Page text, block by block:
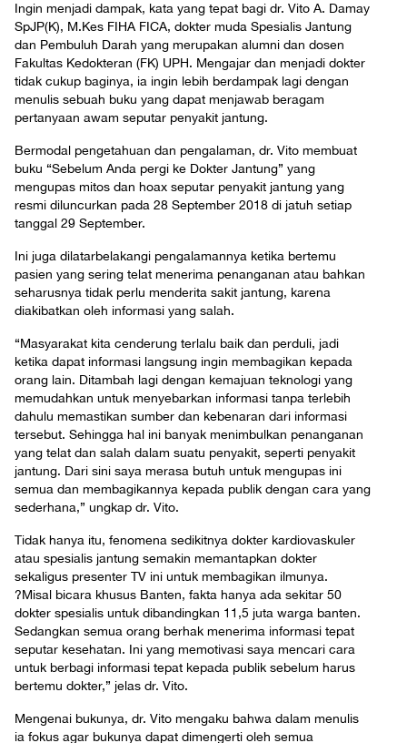
Ingin menjadi dampak, kata yang tepat bagi dr. Vito A. Damay
SpJP(K), M.Kes FIHA FICA, dokter muda Spesialis Jantung
dan Pembuluh Darah yang merupakan alumni dan dosen
Fakultas Kedokteran (FK) UPH. Mengajar dan menjadi dokter
tidak cukup baginya, ia ingin lebih berdampak lagi dengan
menulis sebuah buku yang dapat menjawab beragam
pertanyaan awam seputar penyakit jantung.
Bermodal pengetahuan dan pengalaman, dr. Vito membuat
buku “Sebelum Anda pergi ke Dokter Jantung” yang
mengupas mitos dan hoax seputar penyakit jantung yang
resmi diluncurkan pada 28 September 2018 di jatuh setiap
tanggal 29 September.
Ini juga dilatarbelakangi pengalamannya ketika bertemu
pasien yang sering telat menerima penanganan atau bahkan
seharusnya tidak perlu menderita sakit jantung, karena
diakibatkan oleh informasi yang salah.
“Masyarakat kita cenderung terlalu baik dan perduli, jadi
ketika dapat informasi langsung ingin membagikan kepada
orang lain. Ditambah lagi dengan kemajuan teknologi yang
memudahkan untuk menyebarkan informasi tanpa terlebih
dahulu memastikan sumber dan kebenaran dari informasi
tersebut. Sehingga hal ini banyak menimbulkan penanganan
yang telat dan salah dalam suatu penyakit, seperti penyakit
jantung. Dari sini saya merasa butuh untuk mengupas ini
semua dan membagikannya kepada publik dengan cara yang
sederhana,” ungkap dr. Vito.
Tidak hanya itu, fenomena sedikitnya dokter kardiovaskuler
atau spesialis jantung semakin memantapkan dokter
sekaligus presenter TV ini untuk membagikan ilmunya.
?Misal bicara khusus Banten, fakta hanya ada sekitar 50
dokter spesialis untuk dibandingkan 11,5 juta warga banten.
Sedangkan semua orang berhak menerima informasi tepat
seputar kesehatan. Ini yang memotivasi saya mencari cara
untuk berbagi informasi tepat kepada publik sebelum harus
bertemu dokter,” jelas dr. Vito.
Mengenai bukunya, dr. Vito mengaku bahwa dalam menulis
ia fokus agar bukunya dapat dimengerti oleh semua